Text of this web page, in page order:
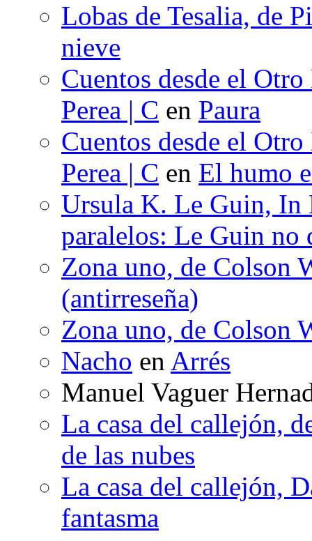
Lobas de Tesalia, de
nieve
Cuentos desde el
Perea | C en Paura
Cuentos desde el
Perea | C en El humo
Ursula K. Le Guin, In
paralelos: Le Guin no
Zona uno, de Colson
(antirreseña)
Zona uno, de Colson
Nacho en Arrés
Manuel Vaguer
La casa del callejón,
de las nubes
La casa del callejón,
fantasma